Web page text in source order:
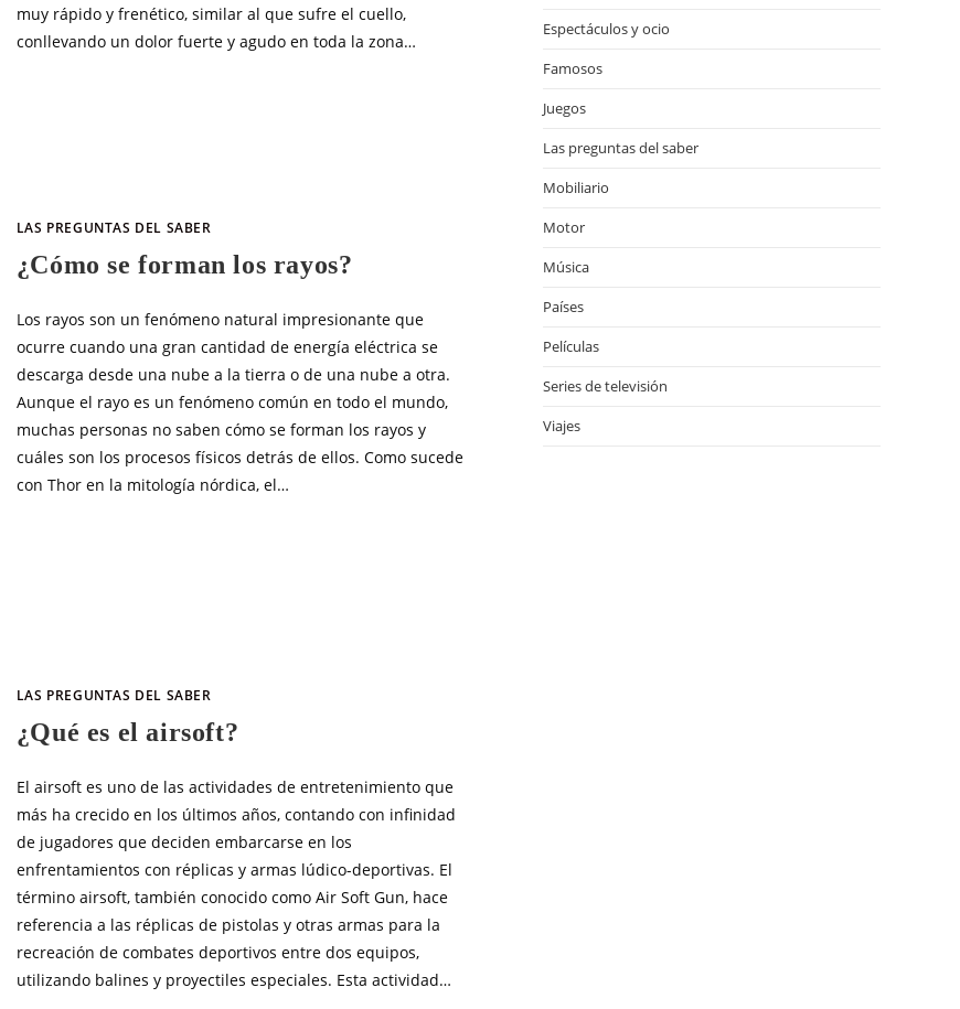
muy rápido y frenético, similar al que sufre el cuello,
conllevando un dolor fuerte y agudo en toda la zona…
LAS PREGUNTAS DEL SABER
¿Cómo se forman los rayos?
Los rayos son un fenómeno natural impresionante que
ocurre cuando una gran cantidad de energía eléctrica se
descarga desde una nube a la tierra o de una nube a otra.
Aunque el rayo es un fenómeno común en todo el mundo,
muchas personas no saben cómo se forman los rayos y
cuáles son los procesos físicos detrás de ellos. Como sucede
con Thor en la mitología nórdica, el…
LAS PREGUNTAS DEL SABER
¿Qué es el airsoft?
El airsoft es uno de las actividades de entretenimiento que
más ha crecido en los últimos años, contando con infinidad
de jugadores que deciden embarcarse en los
enfrentamientos con réplicas y armas lúdico-deportivas. El
término airsoft, también conocido como Air Soft Gun, hace
referencia a las réplicas de pistolas y otras armas para la
recreación de combates deportivos entre dos equipos,
utilizando balines y proyectiles especiales. Esta actividad…
Espectáculos y ocio
Famosos
Juegos
Las preguntas del saber
Mobiliario
Motor
Música
Países
Películas
Series de televisión
Viajes